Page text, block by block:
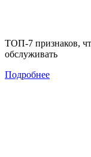
ТОП-7 признаков,
обслуживать
Подробнее